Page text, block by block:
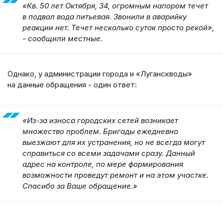
«Кв. 50 лет Октября, 34, огромным напором течет
в подвал вода питьевая. Звонили в аварийку
реакции нет. Течет несколько суток просто рекой»,
- сообщили местные.
Однако, у администрации города и «Луганскводы»
на данные обращения - один ответ:
«Из-за износа городских сетей возникает
множество проблем. Бригады ежедневно
выезжают для их устранения, но не всегда могут
справиться со всеми задачами сразу. Данный
адрес на контроле, по мере формирования
возможности проведут ремонт и на этом участке.
Спасибо за Ваше обращение.»